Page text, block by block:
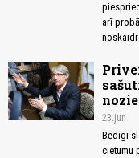
arī
23.jun
Bēdīgi
cietumu